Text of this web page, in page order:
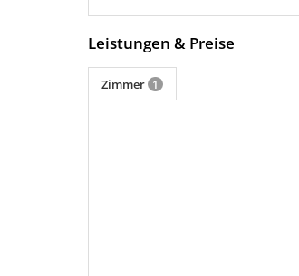
Leistungen & Preise
Zimmer 1